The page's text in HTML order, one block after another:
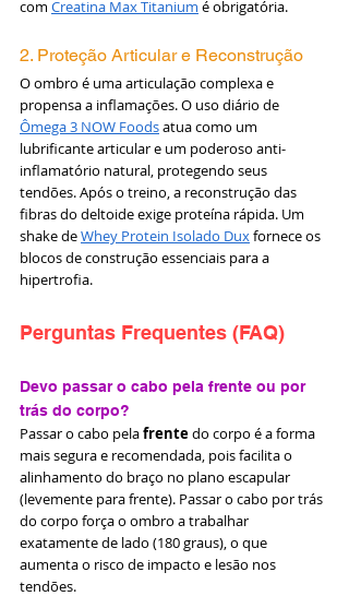
com Creatina Max Titanium é obrigatória.
2. Proteção Articular e Reconstrução
O ombro é uma articulação complexa e
propensa a inflamações. O uso diário de
Ômega 3 NOW Foods atua como um
lubrificante articular e um poderoso anti-
inflamatório natural, protegendo seus
tendões. Após o treino, a reconstrução das
fibras do deltoide exige proteína rápida. Um
shake de Whey Protein Isolado Dux fornece os
blocos de construção essenciais para a
hipertrofia.
Perguntas Frequentes (FAQ)
Devo passar o cabo pela frente ou por
trás do corpo?
Passar o cabo pela frente do corpo é a forma
mais segura e recomendada, pois facilita o
alinhamento do braço no plano escapular
(levemente para frente). Passar o cabo por trás
do corpo força o ombro a trabalhar
exatamente de lado (180 graus), o que
aumenta o risco de impacto e lesão nos
tendões.